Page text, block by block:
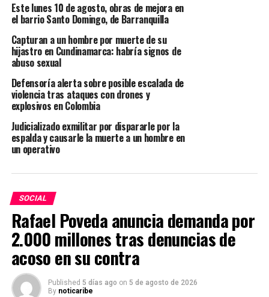
declaraciones infundadas y reprobables de los más altos
niveles del Gobierno de Colombia”, dice el texto.
En el mismo comunicado en el que se hablaba de la
llamada a consultas del funcionario estadounidense, se
aseguraba que “Estados Unidos está tomando otras
medidas para dejar clara su profunda preocupación por
el estado actual de nuestra relación bilateral”, por lo
que el retiro de visas hacia los funcionarios es prueba de
la escalada en las tensiones entre ambas partes.
UP NEXT
Capturaron a ocho integrantes de ‘La Terraza’
involucrados en una masacre ocurrida hace dos meses
en Antioquia
DON'T MISS
Cadena perpetua para norteamericano que viajaba a
Medellín a abusar de menores
Este lunes 10 de agosto, obras de mejora en
el barrio Santo Domingo, de Barranquilla
Capturan a un hombre por muerte de su
hijastro en Cundinamarca: habría signos de
abuso sexual
Defensoría alerta sobre posible escalada de
violencia tras ataques con drones y
explosivos en Colombia
Judicializado exmilitar por dispararle por la
espalda y causarle la muerte a un hombre en
un operativo
SOCIAL
Rafael Poveda anuncia demanda por
2.000 millones tras denuncias de
acoso en su contra
Published 5 días ago on 5 de agosto de 2026
By noticaribe